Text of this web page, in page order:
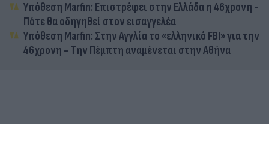
Υπόθεση Marfin: Επιστρέφει στην Ελλάδα η 46χρονη -
Πότε θα οδηγηθεί στον εισαγγελέα
Υπόθεση Marfin: Στην Αγγλία το «ελληνικό FBI» για την
46χρονη - Την Πέμπτη αναμένεται στην Αθήνα